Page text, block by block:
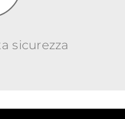
sicurezza